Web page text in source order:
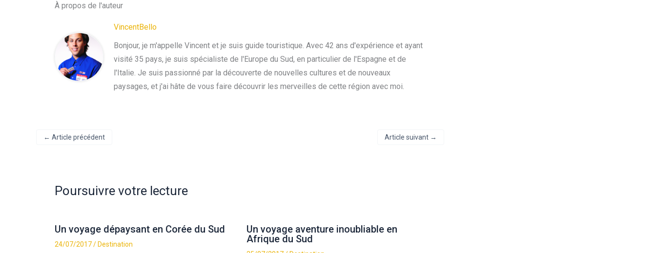
À propos de l'auteur
VincentBello
Bonjour, je m'appelle Vincent et je suis guide touristique. Avec 42 ans d'expérience et ayant
visité 35 pays, je suis spécialiste de l'Europe du Sud, en particulier de l'Espagne et de
l'Italie. Je suis passionné par la découverte de nouvelles cultures et de nouveaux
paysages, et j'ai hâte de vous faire découvrir les merveilles de cette région avec moi.
← Article précédent Article suivant →
Poursuivre votre lecture
Un voyage dépaysant en Corée du Sud
24/07/2017/ Destination
Un voyage aventure inoubliable en
Afrique du Sud